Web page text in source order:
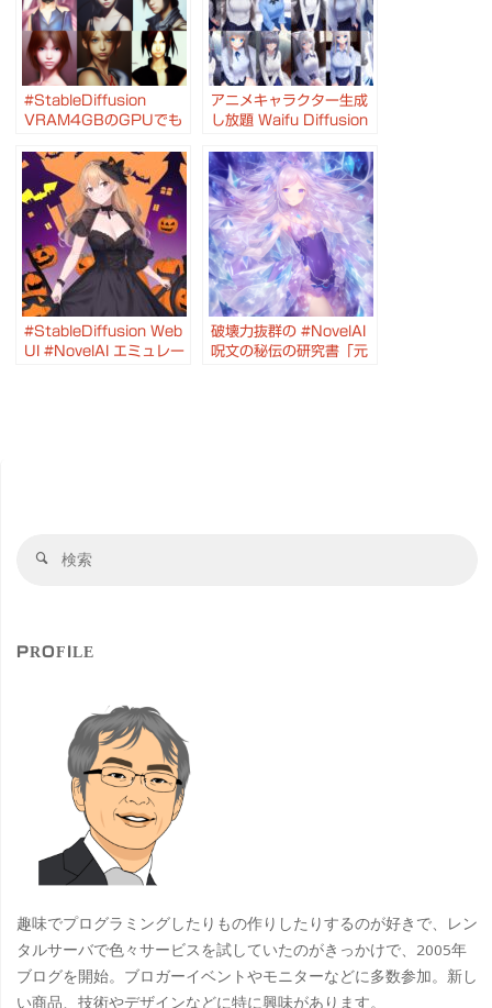
#StableDiffusion
VRAM4GBのGPUでも
ール プロンプト比較 一
部補正 などなど便利機能
満載の Stable Diffusion
web UI
(AUTOMATIC1111)
アニメキャラクター生成
し放題 Waifu Diffusion
#StableDiffusion web
UI
(AUTOMATIC1111)
に入れて、AIを2次元絵
師に
#StableDiffusion Web
UI #NovelAI エミュレー
破壊力抜群の #NovelAI
呪文の秘伝の研究書「元
検
PROFILE
趣味でプログラミングしたりもの作りしたりするのが好きで、レン
タルサーバで色々サービスを試していたのがきっかけで、2005年
ブログを開始。ブロガーイベントやモニターなどに多数参加。新し
い商品、技術やデザインなどに特に興味があります。